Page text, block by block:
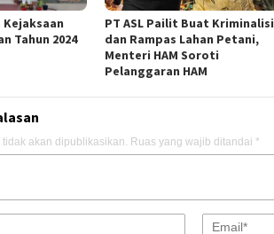
Kejaksaan
Tahun 2024
PT ASL Pailit Buat Kriminalisi
dan Rampas Lahan Petani,
Menteri HAM Soroti
Pelanggaran HAM
akan dipublikasikan. Ruas yang wajib ditandai *